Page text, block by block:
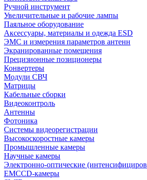
Ручной инструмент
Увеличительные и рабочие лампы
Паяльное оборудование
Аксессуары, материалы и одежда ESD
ЭМС и измерения параметров антенн
Экранированные помещения
Прецизионные позиционеры
Конвертеры
Модули СВЧ
Матрицы
Кабельные сборки
Видеоконтроль
Антенны
Фотоника
Cистемы видеорегистрации
Высокоскоростные камеры
Промышленные камеры
Научные камеры
Электронно-оптические
EMCCD-камеры